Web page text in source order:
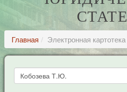
Главная Электронная